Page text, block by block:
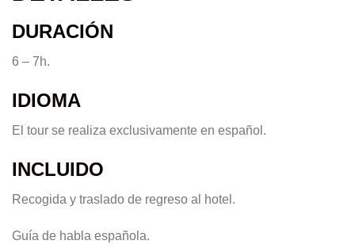
DURACIÓN
6 – 7h.
IDIOMA
El tour se realiza exclusivamente en español.
INCLUIDO
Recogida y traslado de regreso al hotel.
Guía de habla española.